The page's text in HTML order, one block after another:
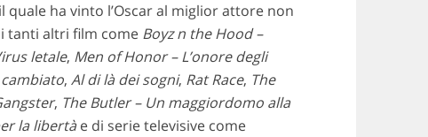
quale ha vinto l’Oscar al miglior attore non
tanti altri film come Boyz n the Hood –
letale, Men of Honor – L’onore degli
, Al di là dei sogni, Rat Race, The
, The Butler – Un maggiordomo alla
la libertà e di serie televisive come